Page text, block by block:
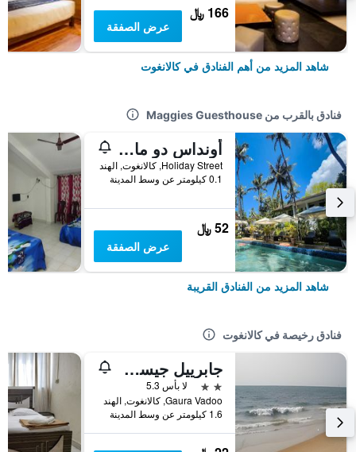
166 ﷼
عرض الصفقة
شاهد المزيد من أهم الفنادق في كالانغوت
فنادق بالقرب من Maggies Guesthouse
أونداس دو مار بيتش ريزورت فايز 1
Holiday Street, كالانغوت, الهند
0.1 كيلومتر عن وسط المدينة
52 ﷼
عرض الصفقة
شاهد المزيد من الفنادق القريبة
فنادق رخيصة في كالانغوت
جابرييل جيست هاوس
2 نجمتين
لا بأس 5.3
Gaura Vadoo, كالانغوت, الهند
1.6 كيلومتر عن وسط المدينة